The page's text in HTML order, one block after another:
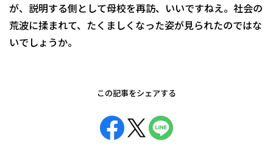
が、説明する側として母校を再訪、いいですねえ。社会の
荒波に揉まれて、たくましくなった姿が見られたのではな
いでしょうか。
この記事をシェアする